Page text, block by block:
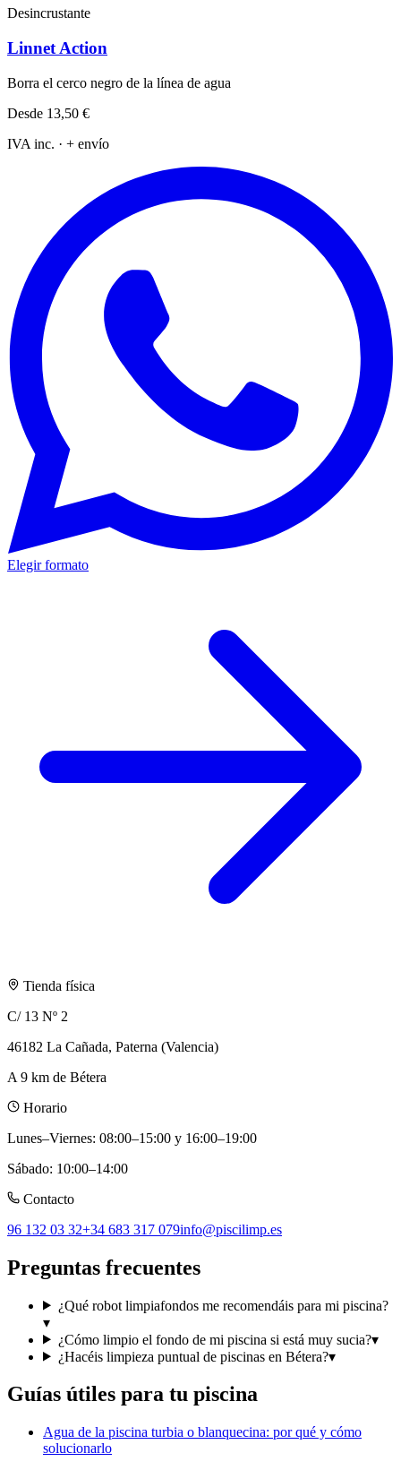
Desincrustante
Linnet Action
Borra el cerco negro de la línea de agua
Desde 13,50 €
IVA inc. · + envío
Elegir formato
Tienda física
C/ 13 Nº 2
46182 La Cañada, Paterna (Valencia)
A 9 km de Bétera
Horario
Lunes–Viernes: 08:00–15:00 y 16:00–19:00
Sábado: 10:00–14:00
Contacto
96 132 03 32+34 683 317 079info@piscilimp.es
Preguntas frecuentes
¿Qué robot limpiafondos me recomendáis para mi piscina?
▾
¿Cómo limpio el fondo de mi piscina si está muy sucia?▾
¿Hacéis limpieza puntual de piscinas en Bétera?▾
Guías útiles para tu piscina
Agua de la piscina turbia o blanquecina: por qué y cómo
solucionarlo